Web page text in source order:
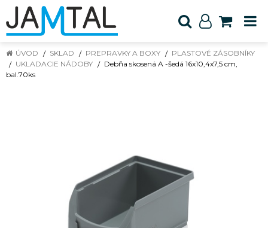
ÚVOD SKLAD PREPRAVKY A BOXY
PLASTOVÉ ZÁSOBNÍKY
UKLADACIE NÁDOBY
Debňa skosená A -šedá 16x10,4x7,5 cm,
bal.70ks